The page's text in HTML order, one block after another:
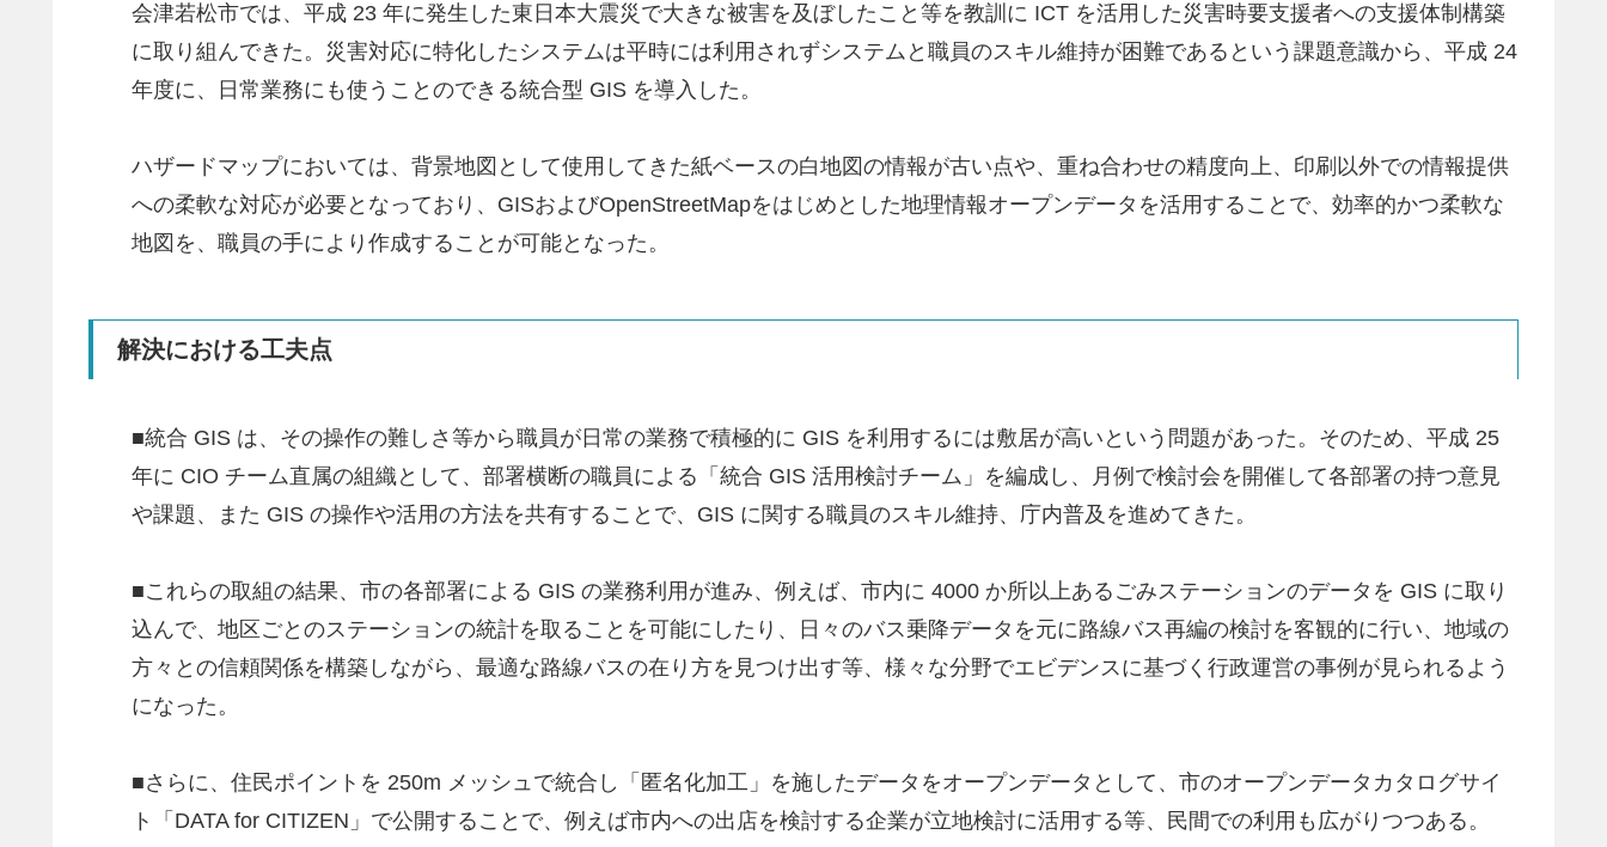
会津若松市では、平成 23 年に発生した東日本大震災で大きな被害を及ぼしたこと等を教訓に ICT を活用した災害時要支援者への支援体制構築
に取り組んできた。災害対応に特化したシステムは平時には利用されずシステムと職員のスキル維持が困難であるという課題意識から、平成 24
年度に、日常業務にも使うことのできる統合型 GIS を導入した。
ハザードマップにおいては、背景地図として使用してきた紙ベースの白地図の情報が古い点や、重ね合わせの精度向上、印刷以外での情報提供
への柔軟な対応が必要となっており、GISおよびOpenStreetMapをはじめとした地理情報オープンデータを活用することで、効率的かつ柔軟な
地図を、職員の手により作成することが可能となった。
解決における工夫点
■統合 GIS は、その操作の難しさ等から職員が日常の業務で積極的に GIS を利用するには敷居が高いという問題があった。そのため、平成 25
年に CIO チーム直属の組織として、部署横断の職員による「統合 GIS 活用検討チーム」を編成し、月例で検討会を開催して各部署の持つ意見
や課題、また GIS の操作や活用の方法を共有することで、GIS に関する職員のスキル維持、庁内普及を進めてきた。
■これらの取組の結果、市の各部署による GIS の業務利用が進み、例えば、市内に 4000 か所以上あるごみステーションのデータを GIS に取り
込んで、地区ごとのステーションの統計を取ることを可能にしたり、日々のバス乗降データを元に路線バス再編の検討を客観的に行い、地域の
方々との信頼関係を構築しながら、最適な路線バスの在り方を見つけ出す等、様々な分野でエビデンスに基づく行政運営の事例が見られるよう
になった。
■さらに、住民ポイントを 250m メッシュで統合し「匿名化加工」を施したデータをオープンデータとして、市のオープンデータカタログサイ
ト「DATA for CITIZEN」で公開することで、例えば市内への出店を検討する企業が立地検討に活用する等、民間での利用も広がりつつある。